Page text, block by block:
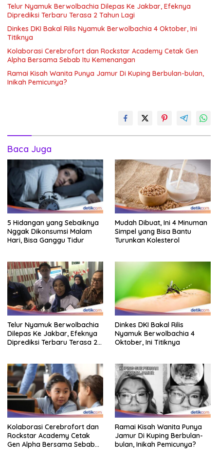
Telur Nyamuk Berwolbachia Dilepas Ke Jakbar, Efeknya
Diprediksi Terbaru Terasa 2 Tahun Lagi
Dinkes DKI Bakal Rilis Nyamuk Berwolbachia 4 Oktober, Ini
Titiknya
Kolaborasi Cerebrofort dan Rockstar Academy Cetak Gen
Alpha Bersama Sebab Itu Kemenangan
Ramai Kisah Wanita Punya Jamur Di Kuping Berbulan-bulan,
Inikah Pemicunya?
Baca Juga
5 Hidangan yang Sebaiknya
Nggak Dikonsumsi Malam
Hari, Bisa Ganggu Tidur
Mudah Dibuat, Ini 4 Minuman
Simpel yang Bisa Bantu
Turunkan Kolesterol
Telur Nyamuk Berwolbachia
Dilepas Ke Jakbar, Efeknya
Diprediksi Terbaru Terasa 2
Dinkes DKI Bakal Rilis
Nyamuk Berwolbachia 4
Oktober, Ini Titiknya
Kolaborasi Cerebrofort dan
Rockstar Academy Cetak
Gen Alpha Bersama Sebab
Ramai Kisah Wanita Punya
Jamur Di Kuping Berbulan-
bulan, Inikah Pemicunya?